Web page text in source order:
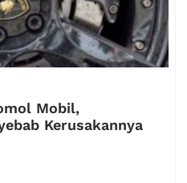
Mobil,
Kerusakannya